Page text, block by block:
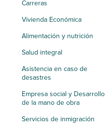
Carreras
Vivienda Económica
Alimentación y nutrición
Salud integral
Asistencia en caso de
desastres
Empresa social y Desarrollo
de la mano de obra
Servicios de inmigración